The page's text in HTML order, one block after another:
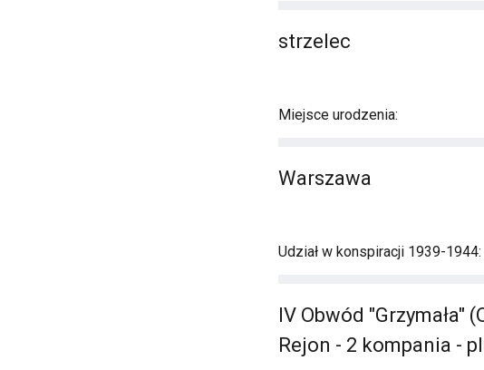
strzelec
Miejsce urodzenia:
Warszawa
Udział w konspiracji 1939-1944:
IV Obwód
Rejon - 2 kompania -